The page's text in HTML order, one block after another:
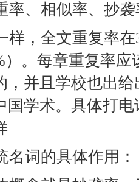
率、相似率、抄
样，全文重复率
）。每章重复率
，并且学校也出
学术。具体打电
名词的具体作用：